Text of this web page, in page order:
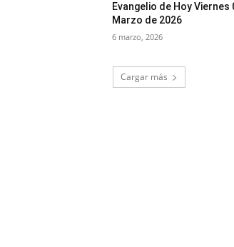
Evangelio de Hoy Viernes
Marzo de 2026
6 marzo, 2026
Cargar más